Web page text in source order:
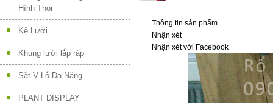
Hình Thoi
Kệ Lưới
Khung lưới lắp ráp
Sắt V Lỗ Đa Năng
PLANT DISPLAY
Thông tin sản phẩm
Nhận xét
Nhận xét với Facebook